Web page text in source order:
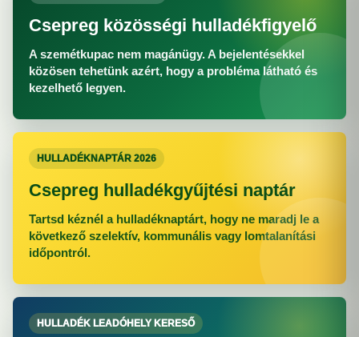
Csepreg közösségi hulladékfigyelő
A szemétkupac nem magánügy. A bejelentésekkel
közösen tehetünk azért, hogy a probléma látható és
kezelhető legyen.
HULLADÉKNAPTÁR 2026
Csepreg hulladékgyűjtési naptár
Tartsd kéznél a hulladéknaptárt, hogy ne maradj le a
következő szelektív, kommunális vagy lomtalanítási
időpontról.
HULLADÉK LEADÓHELY KERESŐ